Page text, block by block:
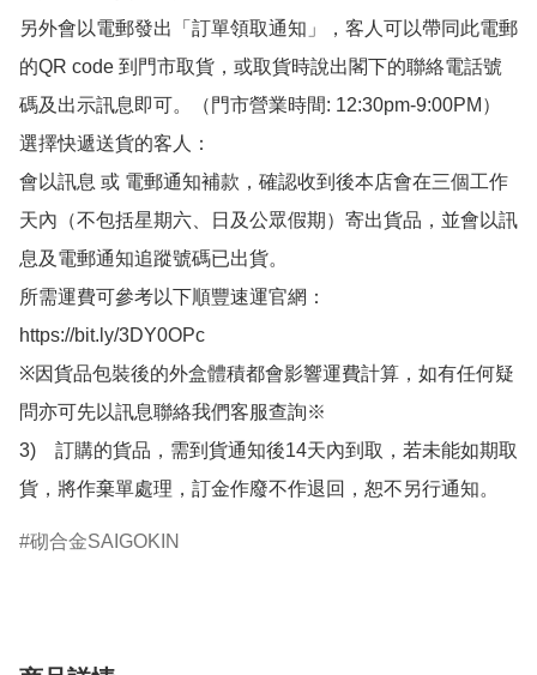
另外會以電郵發出「訂單領取通知」，客人可以帶同此電郵
的QR code 到門市取貨，或取貨時說出閣下的聯絡電話號
碼及出示訊息即可。（門市營業時間: 12:30pm-9:00PM）
選擇快遞送貨的客人：
會以訊息 或 電郵通知補款，確認收到後本店會在三個工作
天內（不包括星期六、日及公眾假期）寄出貨品，並會以訊
息及電郵通知追蹤號碼已出貨。
所需運費可參考以下順豐速運官網：
https://bit.ly/3DY0OPc
※因貨品包裝後的外盒體積都會影響運費計算，如有任何疑
問亦可先以訊息聯絡我們客服查詢※
3)　訂購的貨品，需到貨通知後14天內到取，若未能如期取
貨，將作棄單處理，訂金作廢不作退回，恕不另行通知。
砌合金SAIGOKIN